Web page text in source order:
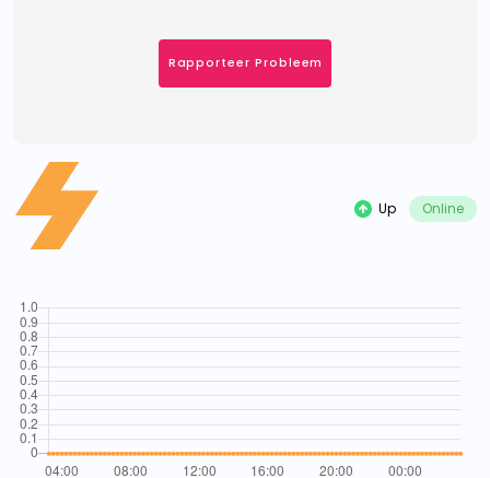
Rapporteer Probleem
Up Online